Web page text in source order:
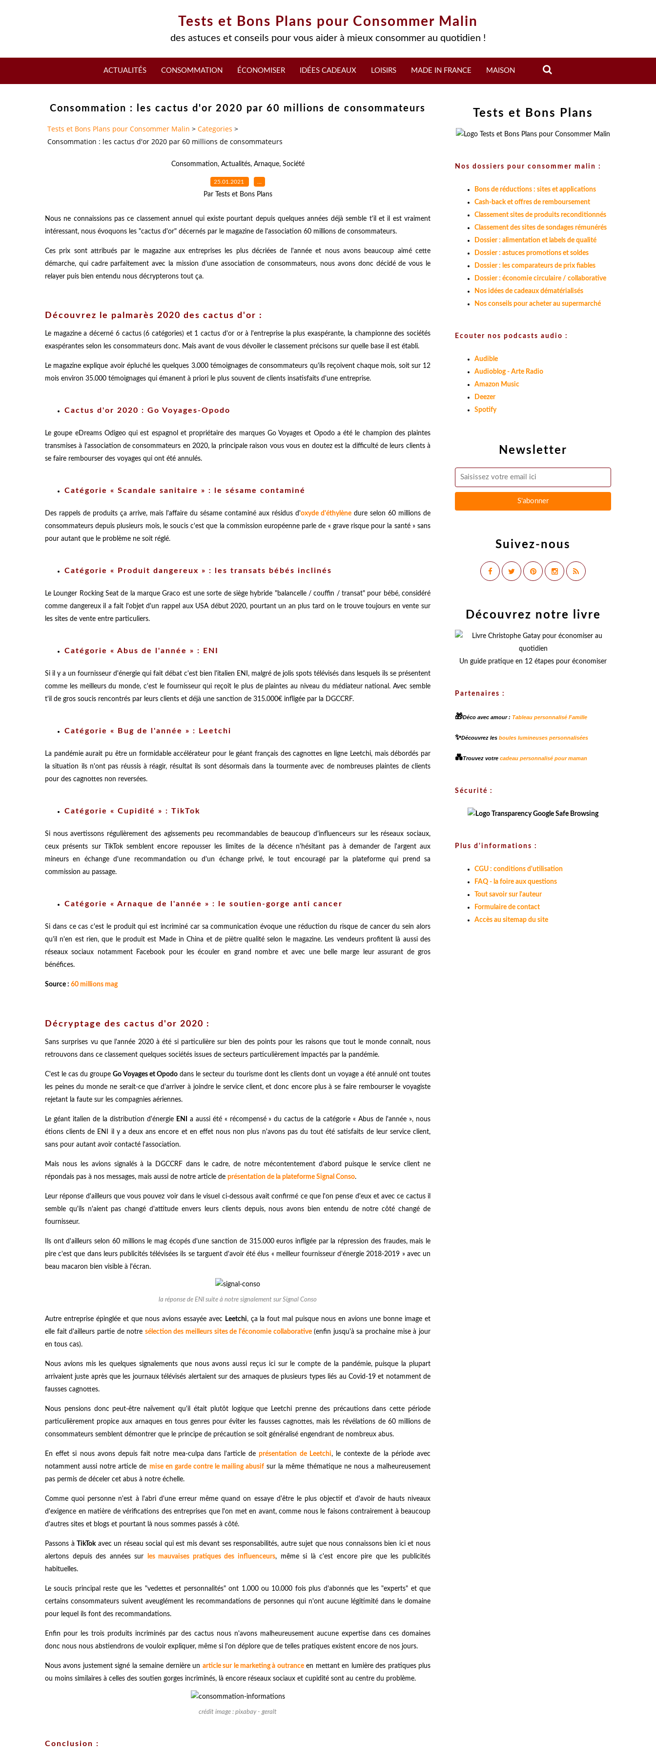
Tests et Bons Plans pour Consommer Malin
des astuces et conseils pour vous aider à mieux consommer au quotidien !
ACTUALITÉS CONSOMMATION ÉCONOMISER IDÉES CADEAUX LOISIRS MADE IN FRANCE MAISON
Consommation : les cactus d'or 2020 par 60 millions de consommateurs
Tests et Bons Plans pour Consommer Malin > Categories >
Consommation : les cactus d'or 2020 par 60 millions de consommateurs
Consommation, Actualités, Arnaque, Société
25.01.2021 …
Par Tests et Bons Plans
Nous ne connaissions pas ce classement annuel qui existe pourtant depuis quelques années déjà semble t'il et il est vraiment
intéressant, nous évoquons les "cactus d'or" décernés par le magazine de l'association 60 millions de consommateurs.
Ces prix sont attribués par le magazine aux entreprises les plus décriées de l'année et nous avons beaucoup aimé cette
démarche, qui cadre parfaitement avec la mission d'une association de consommateurs, nous avons donc décidé de vous le
relayer puis bien entendu nous décrypterons tout ça.
Découvrez le palmarès 2020 des cactus d'or :
Le magazine a décerné 6 cactus (6 catégories) et 1 cactus d'or or à l'entreprise la plus exaspérante, la championne des sociétés
exaspérantes selon les consommateurs donc. Mais avant de vous dévoiler le classement précisons sur quelle base il est établi.
Le magazine explique avoir épluché les quelques 3.000 témoignages de consommateurs qu'ils reçoivent chaque mois, soit sur 12
mois environ 35.000 témoignages qui émanent à priori le plus souvent de clients insatisfaits d'une entreprise.
Cactus d'or 2020 : Go Voyages-Opodo
Le goupe eDreams Odigeo qui est espagnol et propriétaire des marques Go Voyages et Opodo a été le champion des plaintes
transmises à l'association de consommateurs en 2020, la principale raison vous vous en doutez est la difficulté de leurs clients à
se faire rembourser des voyages qui ont été annulés.
Catégorie « Scandale sanitaire » : le sésame contaminé
Des rappels de produits ça arrive, mais l'affaire du sésame contaminé aux résidus d'oxyde d'éthylène dure selon 60 millions de
consommateurs depuis plusieurs mois, le soucis c'est que la commission européenne parle de « grave risque pour la santé » sans
pour autant que le problème ne soit réglé.
Catégorie « Produit dangereux » : les transats bébés inclinés
Le Lounger Rocking Seat de la marque Graco est une sorte de siège hybride "balancelle / couffin / transat" pour bébé, considéré
comme dangereux il a fait l'objet d'un rappel aux USA début 2020, pourtant un an plus tard on le trouve toujours en vente sur
les sites de vente entre particuliers.
Catégorie « Abus de l'année » : ENI
Si il y a un fournisseur d'énergie qui fait débat c'est bien l'italien ENI, malgré de jolis spots télévisés dans lesquels ils se présentent
comme les meilleurs du monde, c'est le fournisseur qui reçoit le plus de plaintes au niveau du médiateur national. Avec semble
t'il de gros soucis rencontrés par leurs clients et déjà une sanction de 315.000€ infligée par la DGCCRF.
Catégorie « Bug de l'année » : Leetchi
La pandémie aurait pu être un formidable accélérateur pour le géant français des cagnottes en ligne Leetchi, mais débordés par
la situation ils n'ont pas réussis à réagir, résultat ils sont désormais dans la tourmente avec de nombreuses plaintes de clients
pour des cagnottes non reversées.
Catégorie « Cupidité » : TikTok
Si nous avertissons régulièrement des agissements peu recommandables de beaucoup d'influenceurs sur les réseaux sociaux,
ceux présents sur TikTok semblent encore repousser les limites de la décence n'hésitant pas à demander de l'argent aux
mineurs en échange d'une recommandation ou d'un échange privé, le tout encouragé par la plateforme qui prend sa
commission au passage.
Catégorie « Arnaque de l'année » : le soutien-gorge anti cancer
Si dans ce cas c'est le produit qui est incriminé car sa communication évoque une réduction du risque de cancer du sein alors
qu'il n'en est rien, que le produit est Made in China et de piètre qualité selon le magazine. Les vendeurs profitent là aussi des
réseaux sociaux notamment Facebook pour les écouler en grand nombre et avec une belle marge leur assurant de gros
bénéfices.
Source : 60 millions mag
Décryptage des cactus d'or 2020 :
Sans surprises vu que l'année 2020 à été si particulière sur bien des points pour les raisons que tout le monde connaît, nous
retrouvons dans ce classement quelques sociétés issues de secteurs particulièrement impactés par la pandémie.
C'est le cas du groupeGo Voyages et Opododans le secteur du tourisme dont les clients dont un voyage a été annulé ont toutes
les peines du monde ne serait-ce que d'arriver à joindre le service client, et donc encore plus à se faire rembourser le voyagiste
rejetant la faute sur les compagnies aériennes.
Le géant italien de la distribution d'énergie ENI
a aussi été « récompensé » du cactus de la catégorie « Abus de l'année », nous
étions clients de ENI il y a deux ans encore et en effet nous non plus n'avons pas du tout été satisfaits de leur service client,
sans pour autant avoir contacté l'association.
Mais nous les avions signalés à la DGCCRF dans le cadre, de notre mécontentement d'abord puisque le service client ne
répondais pas à nos messages, mais aussi de notre article de présentation de la plateforme Signal Conso.
Leur réponse d'ailleurs que vous pouvez voir dans le visuel ci-dessous avait confirmé ce que l'on pense d'eux et avec ce cactus il
semble qu'ils n'aient pas changé d'attitude envers leurs clients depuis, nous avons bien entendu de notre côté changé de
fournisseur.
Ils ont d'ailleurs selon 60 millions le mag écopés d'une sanction de 315.000 euros infligée par la répression des fraudes, mais le
pire c'est que dans leurs publicités télévisées ils se targuent d'avoir été élus « meilleur fournisseur d'énergie 2018-2019 » avec un
beau macaron bien visible à l'écran.
la réponse de ENI suite à notre signalement sur Signal Conso
Autre entreprise épinglée et que nous avions essayée avec Leetchi, ça la fout mal puisque nous en avions une bonne image et
elle fait d'ailleurs partie de notre sélection des meilleurs sites de l'économie collaborative(enfin jusqu'à sa prochaine mise à jour
en tous cas).
Nous avions mis les quelques signalements que nous avons aussi reçus ici sur le compte de la pandémie, puisque la plupart
arrivaient juste après que les journaux télévisés alertaient sur des arnaques de plusieurs types liés au Covid-19 et notamment de
fausses cagnottes.
Nous pensions donc peut-être naïvement qu'il était plutôt logique que Leetchi prenne des précautions dans cette période
particulièrement propice aux arnaques en tous genres pour éviter les fausses cagnottes, mais les révélations de 60 millions de
consommateurs semblent démontrer que le principe de précaution se soit généralisé engendrant de nombreux abus.
En effet si nous avons depuis fait notre mea-culpa dans l'article deprésentation de Leetchi, le contexte de la période avec
notamment aussi notre article de mise en garde contre le mailing abusif sur la même thématique ne nous a malheureusement
pas permis de déceler cet abus à notre échelle.
Comme quoi personne n'est à l'abri d'une erreur même quand on essaye d'être le plus objectif et d'avoir de hauts niveaux
d'exigence en matière de vérifications des entreprises que l'on met en avant, comme nous le faisons contrairement à beaucoup
d'autres sites et blogs et pourtant là nous sommes passés à côté.
Passons à TikTokavec un réseau social qui est mis devant ses responsabilités, autre sujet que nous connaissons bien ici et nous
alertons depuis des années sur
les mauvaises pratiques des influenceurs, même si là c'est encore pire que les publicités
habituelles.
Le soucis principal reste que les "vedettes et personnalités" ont 1.000 ou 10.000 fois plus d'abonnés que les "experts" et que
certains consommateurs suivent aveuglément les recommandations de personnes qui n'ont aucune légitimité dans le domaine
pour lequel ils font des recommandations.
Enfin pour les trois produits incriminés par des cactus nous n'avons malheureusement aucune expertise dans ces domaines
donc nous nous abstiendrons de vouloir expliquer, même si l'on déplore que de telles pratiques existent encore de nos jours.
Nous avons justement signé la semaine dernière un article sur le marketing à outranceen mettant en lumière des pratiques plus
ou moins similaires à celles des soutien gorges incriminés, là encore réseaux sociaux et cupidité sont au centre du problème.
crédit image : pixabay - geralt
Conclusion :
Newsletter
Suivez-nous
Tests et Bons Plans
Nos dossiers pour consommer malin :
Bons de réductions : sites et applications
Cash-back et offres de remboursement
Classement sites de produits reconditionnés
Classement des sites de sondages rémunérés
Dossier : alimentation et labels de qualité
Dossier : astuces promotions et soldes
Dossier : les comparateurs de prix fiables
Dossier : économie circulaire / collaborative
Nos idées de cadeaux dématérialisés
Nos conseils pour acheter au supermarché
Ecouter nos podcasts audio :
Audible
Audioblog - Arte Radio
Amazon Music
Deezer
Spotify
Découvrez notre livre
Un guide pratique en 12 étapes pour économiser
Partenaires :
🎁Déco avec amour : Tableau personnalisé Famille
✨Découvrez les boules lumineuses personnalisées
💑Trouvez votre cadeau personnalisé pour maman
Sécurité :
Plus d'informations :
CGU : conditions d'utilisation
FAQ - la foire aux questions
Tout savoir sur l'auteur
Formulaire de contact
Accès au sitemap du site